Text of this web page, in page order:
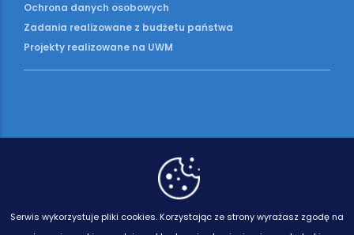
Ochrona danych osobowych
Zadania realizowane z budżetu państwa
Projekty realizowane na UWM
Serwis wykorzystuje pliki cookies. Korzystając ze strony wyrażasz zgodę na